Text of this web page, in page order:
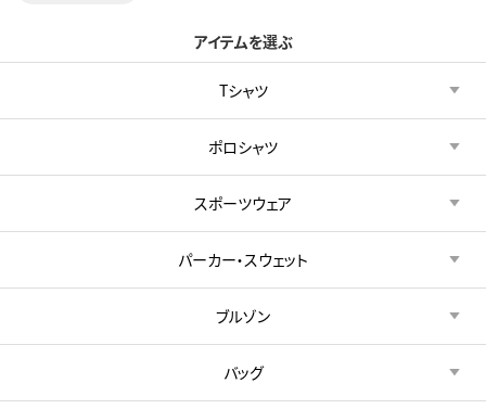
アイテムを選ぶ
Tシャツ
ポロシャツ
スポーツウェア
パーカー・スウェット
ブルゾン
バッグ